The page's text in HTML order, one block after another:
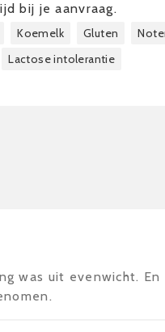
bij je aanvraag.
Koemelk Gluten
Lactose intolerantie
was uit evenwicht.